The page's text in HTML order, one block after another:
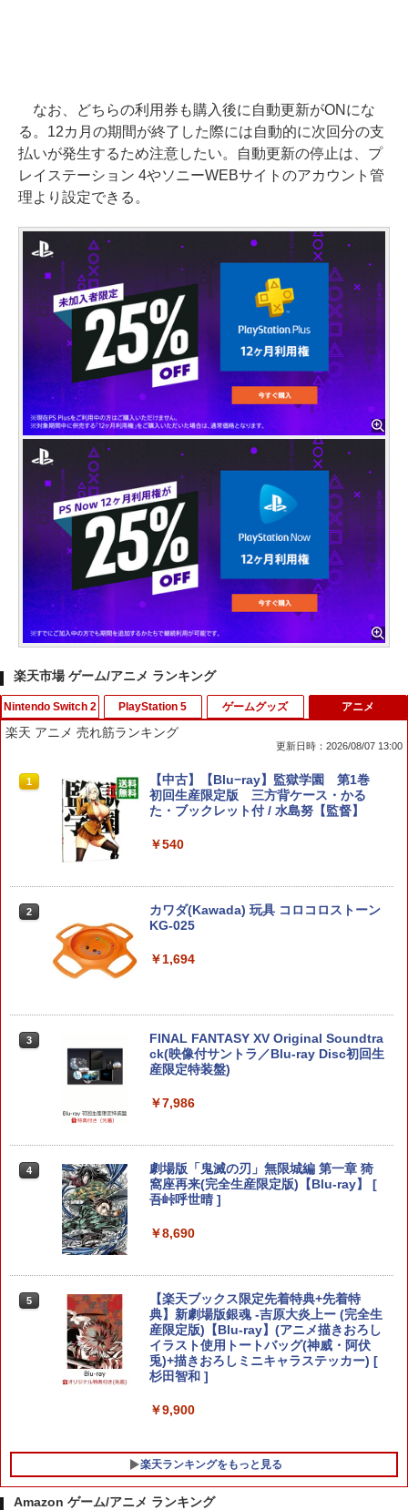
なお、どちらの利用券も購入後に自動更新がONにな
る。12カ月の期間が終了した際には自動的に次回分の支
払いが発生するため注意したい。自動更新の停止は、プ
レイステーション 4やソニーWEBサイトのアカウント管
理より設定できる。
楽天市場 ゲーム/アニメ ランキング
Nintendo Switch 2
1
【特典】白き鋼鉄のX 1+2 デュアルコレ
クション Nintendo Switch 2 Edition
Switch2版(【初回外付特典】A4クリア
METAL GEAR SOLID : MASTER COLL
あつまれ どうぶつの森 Nintendo Swit
ch 2 Edition
￥6,199
あつまれ どうぶつの森 Nintendo Swit
ch 2 Edition 【Switch2】 NXS-P-ACB
【特典】冒険家エリオットの千年物語 S
witch2版(【早期購入封入特典】エリオ
ット旅立ちパック)
￥6,358
PlayStation 5
1
【中古】コンストラクション シミュレー
ター ゴールドエディションソフト:プレ
イステーション5ソフト／シミュレーシ
【中古】PS5ロマンシング サガ2 リベ
Marvel's Spider-Man 2
【楽天ブックス限定特典+特典】Castlev
ania: Belmont's Curse Midnight Editi
【早期購入封入特典】DLCチラシ（アル
カードスタイルコスチューム）)
￥4,950
Mortal Shell II
￥5,507
ゲームグッズ
1
【即日出荷】ゲーム用アナログスティッ
クカバー すやすや コリラックマ アロー
ン ALG-NS2CAKKZZ
￥972
2
[Switch] ポケットモンスター スカーレ
ット・バイオレット ゼロの秘宝 （ダウ
用可
【中古】スーパーマリオメーカー 2 -Swi
tch
￥3,596
LITHON ライソン 脳を鍛える大人の娯楽
ゲーム 4 in 1 KTFC-008B 麻雀 将棋 育
ポータブル 接続 簡単 玩具 おもちゃ 室内
￥4,980
脳を鍛える大人の娯楽ゲーム4in1（麻雀
将棋 競走馬育成 RPG）ソフト不要 テレ
SB コントローラー
アニメ
楽天 アニメ 売れ筋ランキング
更新日時：2026/08/07 13:00
1
【中古】【Blu−ray】監獄学園 第1巻
初回生産限定版 三方背ケース・かる
た・ブックレット付 / 水島努【監督】
￥540
2
カワダ(Kawada) 玩具 コロコロストーン
KG-025
￥1,694
3
FINAL FANTASY XV Original Soundtra
ck(映像付サントラ／Blu-ray Disc初回生
産限定特装盤)
￥7,986
4
劇場版「鬼滅の刃」無限城編 第一章 猗
窩座再来(完全生産限定版)【Blu-ray】 [
吾峠呼世晴 ]
￥8,690
5
【楽天ブックス限定先着特典+先着特
典】新劇場版銀魂 -吉原大炎上ー (完全生
産限定版)【Blu-ray】(アニメ描きおろし
イラスト使用トートバッグ(神威・阿伏
兎)+描きおろしミニキャラステッカー) [
杉田智和 ]
￥9,900
楽天ランキングをもっと見る
Amazon ゲーム/アニメ ランキング